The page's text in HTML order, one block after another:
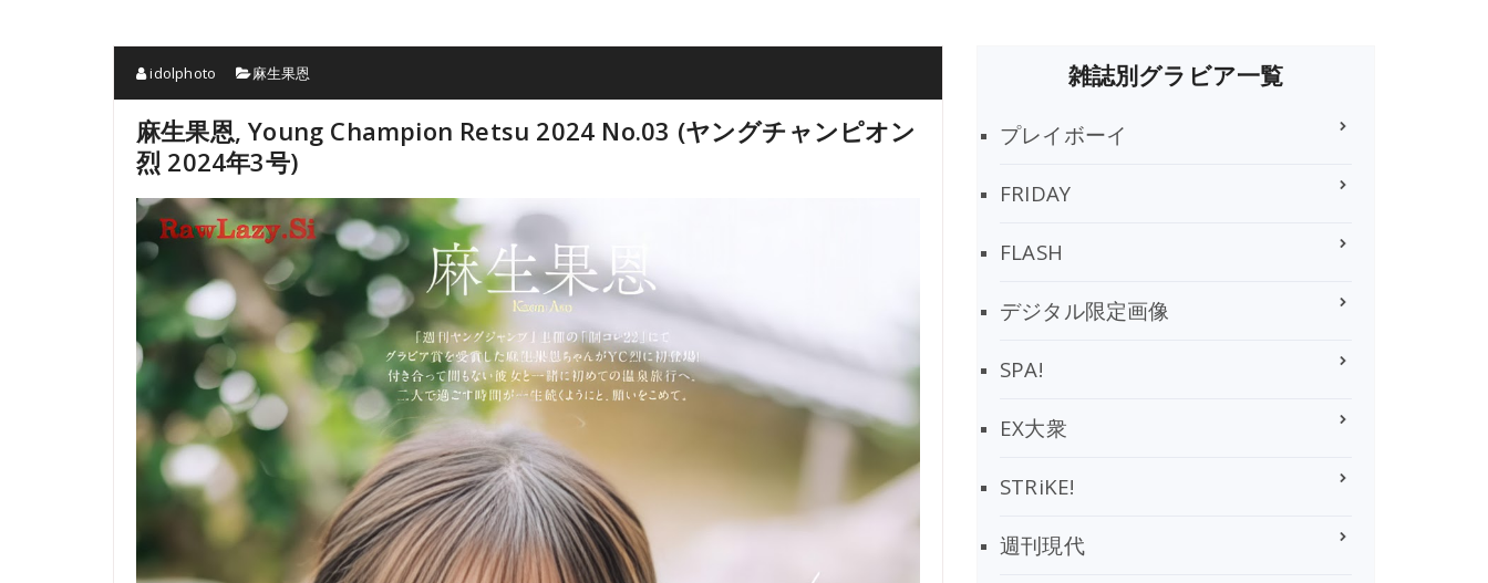
idolphoto 麻生果恩
麻生果恩, Young Champion Retsu 2024 No.03 (ヤングチャンピオン
烈 2024年3号)
雑誌別グラビア一覧
プレイボーイ
FRIDAY
FLASH
デジタル限定画像
SPA!
EX大衆
STRiKE!
週刊現代